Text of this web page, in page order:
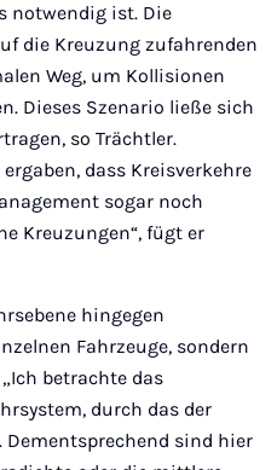
notwendig ist. Die
die Kreuzung zufahrenden
Weg, um Kollisionen
Dieses Szenario ließe sich
so Trächtler.
dass Kreisverkehre
sogar noch
Kreuzungen“, fügt er
hingegen
Fahrzeuge, sondern
betrachte das
durch das der
sind hier